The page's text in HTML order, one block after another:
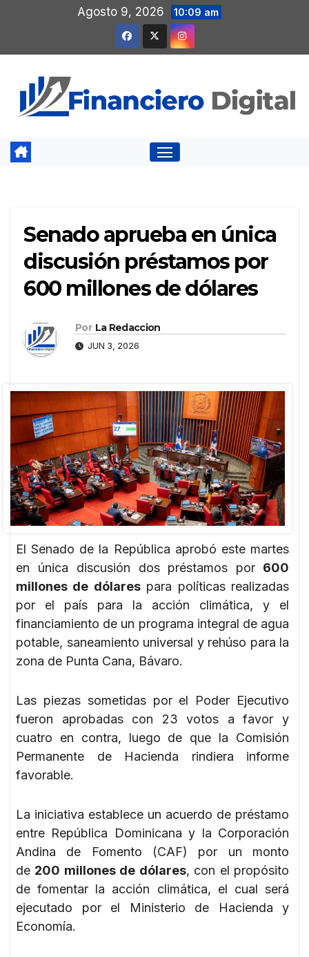
contenido
Agosto 9, 2026 10:09 am
Senado aprueba en única
discusión préstamos por
600 millones de dólares
Por La Redaccion
JUN 3, 2026
El Senado de la República aprobó este martes
en única discusión dos préstamos por 600
millones de dólarespara políticas realizadas
por el país para la acción climática, y el
financiamiento de un programa integral de agua
potable, saneamiento universal y rehúso para la
zona de Punta Cana, Bávaro.
Las piezas sometidas por el Poder Ejecutivo
fueron aprobadas con 23 votos a favor y
cuatro en contra, luego de que la Comisión
Permanente de Hacienda rindiera informe
favorable.
La iniciativa establece un acuerdo de préstamo
entre República Dominicana y la Corporación
Andina de Fomento (CAF) por un monto
de 200 millones de dólares, con el propósito
de fomentar la acción climática, el cual será
ejecutado por el Ministerio de Hacienda y
Economía.